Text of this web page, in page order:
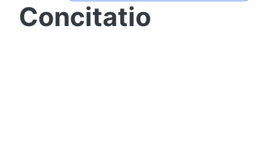
Concitatio